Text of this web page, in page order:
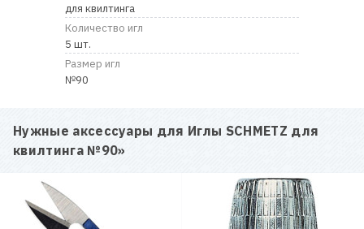
для квилтинга
Количество игл
5 шт.
Размер игл
№90
Нужные аксессуары для Иглы SCHMETZ для
квилтинга №90»